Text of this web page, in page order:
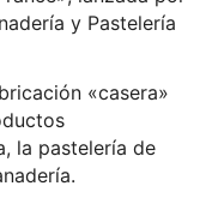
y Pastelería
«casera»
la pastelería de